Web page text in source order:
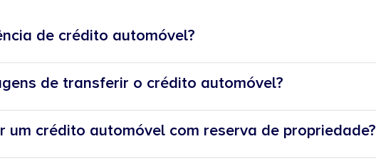
de crédito automóvel?
de transferir o crédito automóvel?
um crédito automóvel com reserva de propriedade?